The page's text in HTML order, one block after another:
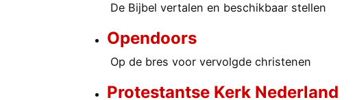
De Bijbel vertalen en beschikbaar stellen
Opendoors
Op de bres voor vervolgde christenen
Protestantse Kerk Nederland